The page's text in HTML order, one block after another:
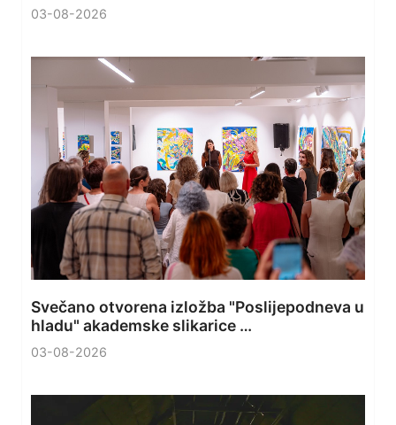
03-08-2026
Svečano otvorena izložba "Poslijepodneva u
hladu" akademske slikarice …
03-08-2026